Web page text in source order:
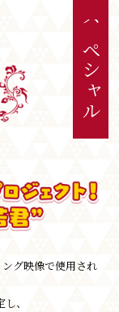
ス
ペ
シ
ャ
ル
グ映像で使用され
、